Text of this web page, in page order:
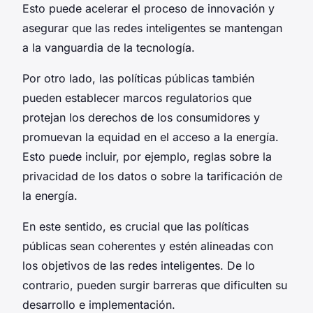
Esto puede acelerar el proceso de innovación y
asegurar que las redes inteligentes se mantengan
a la vanguardia de la tecnología.
Por otro lado, las políticas públicas también
pueden establecer marcos regulatorios que
protejan los derechos de los consumidores y
promuevan la equidad en el acceso a la energía.
Esto puede incluir, por ejemplo, reglas sobre la
privacidad de los datos o sobre la tarificación de
la energía.
En este sentido, es crucial que las políticas
públicas sean coherentes y estén alineadas con
los objetivos de las redes inteligentes. De lo
contrario, pueden surgir barreras que dificulten su
desarrollo e implementación.